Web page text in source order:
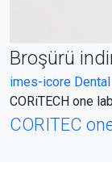
Broşürü
imes-icore
CORiTECH one
CORITEC